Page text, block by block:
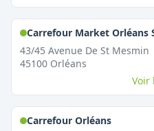
Carrefour Market Orléans
43/45 Avenue De St Mesmin
45100 Orléans
Voir
Carrefour Orléans,